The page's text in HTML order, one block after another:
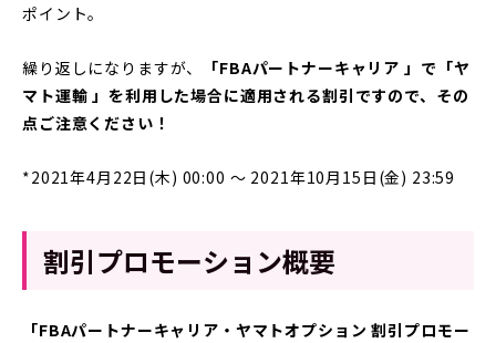
ポイント。
繰り返しになりますが、
「FBAパートナーキャリア 」で「ヤ
マト運輸 」を利用した場合に適用される割引ですので、その
点ご注意ください！
*2021年4月22日(木) 00:00 ～ 2021年10月15日(金) 23:59
割引プロモーション概要
「FBAパートナーキャリア・ヤマトオプション 割引プロモー